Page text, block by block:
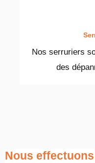
Nos serruriers
des
Nous